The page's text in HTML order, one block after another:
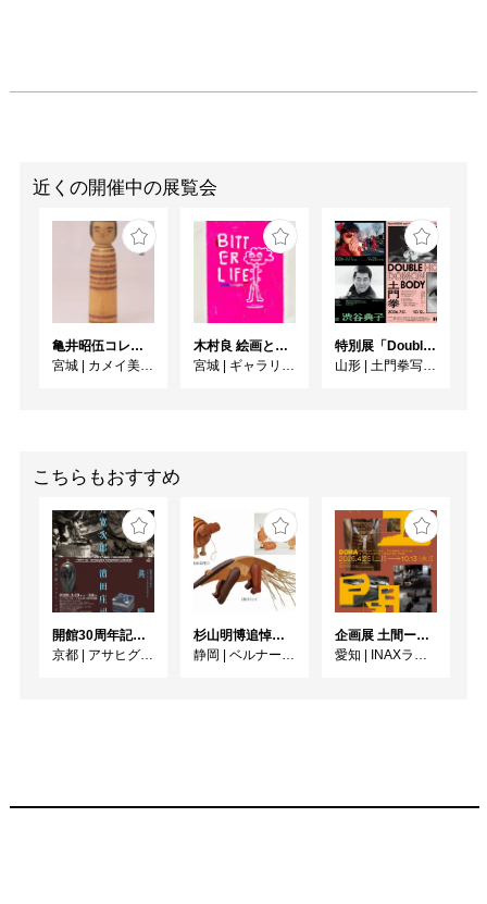
近くの開催中の展覧会
亀井昭伍コレクションより 「古作こけし名品展」 （2026年度）
宮城
カメイ美術館
木村良 絵画と作陶展「BITTER LIFE」
宮城
ギャラリー ターンアラウンド
特別展「Double Body ー 細江英公と土門拳」 ／ 同時開催 KDMoP Photo Selection 渋谷典子「竹の子族 / 映画の人びと」
山形
土門拳写真美術館
こちらもおすすめ
開館30周年記念 山本爲三郎・河井寬次郎没後60年記念 「共鳴 河井寬次郎 × 濱田庄司 ー山本爲三郎コレクションより」
京都
アサヒグループ大山崎山荘美術館
杉山明博追悼展 木とわたし―木工の妙技と美術教育
静岡
ベルナール・ビュフェ美術館
企画展 土間ーつくって、つかって、再発見ー
愛知
INAXライブミュージアム